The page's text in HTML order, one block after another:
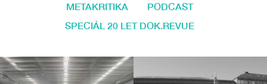
METAKRITIKA
PODCAST
SPECIÁL 20 LET DOK.REVUE